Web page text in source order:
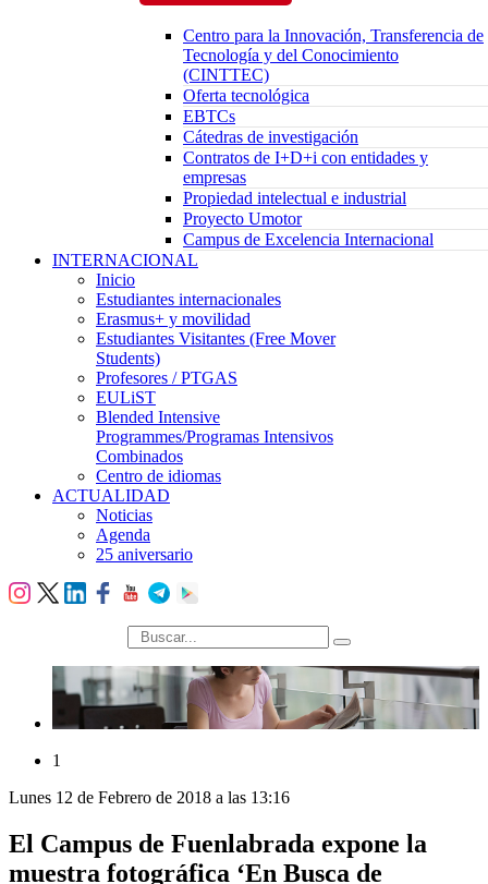
Centro para la Innovación, Transferencia de
Tecnología y del Conocimiento
(CINTTEC)
Oferta tecnológica
EBTCs
Cátedras de investigación
Contratos de I+D+i con entidades y
empresas
Propiedad intelectual e industrial
Proyecto Umotor
Campus de Excelencia Internacional
INTERNACIONAL
Inicio
Estudiantes internacionales
Erasmus+ y movilidad
Estudiantes Visitantes (Free Mover
Students)
Profesores / PTGAS
EULiST
Blended Intensive
Programmes/Programas Intensivos
Combinados
Centro de idiomas
ACTUALIDAD
Noticias
Agenda
25 aniversario
búsqueda
1
Lunes 12 de Febrero de 2018 a las 13:16
El Campus de Fuenlabrada expone la
muestra fotográfica ‘En Busca de